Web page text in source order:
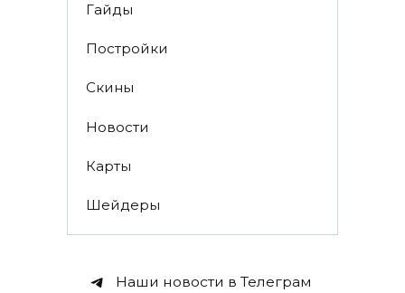
Гайды
Постройки
Скины
Новости
Карты
Шейдеры
Наши новости в Телеграм